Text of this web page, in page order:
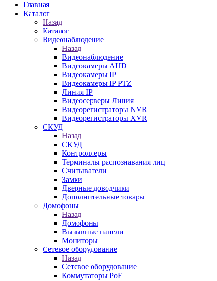
Главная
Каталог
Назад
Каталог
Видеонаблюдение
Назад
Видеонаблюдение
Видеокамеры AHD
Видеокамеры IP
Видеокамеры IP PTZ
Линия IP
Видеосерверы Линия
Видеорегистраторы NVR
Видеорегистраторы XVR
СКУД
Назад
СКУД
Контроллеры
Терминалы распознавания лиц
Считыватели
Замки
Дверные доводчики
Дополнительные товары
Домофоны
Назад
Домофоны
Вызывные панели
Мониторы
Сетевое оборудование
Назад
Сетевое оборудование
Коммутаторы PoE